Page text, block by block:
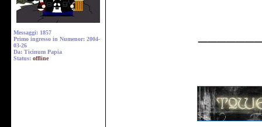
Messaggi: 1857
Primo ingresso in Numenor: 2004-
03-26
Da: Ticinum Papia
Status: offline